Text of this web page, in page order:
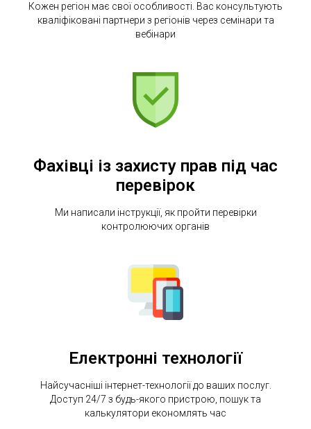
Кожен регіон має свої особливості. Вас консультують
кваліфіковані партнери з регіонів через семінари та
вебінари
Фахівці із захисту прав під час
перевірок
Ми написали інструкції, як пройти перевірки
контролюючих органів
Електронні технології
Найсучасніші інтернет-технології до ваших послуг.
Доступ 24/7 з будь-якого пристрою, пошук та
калькулятори економлять час